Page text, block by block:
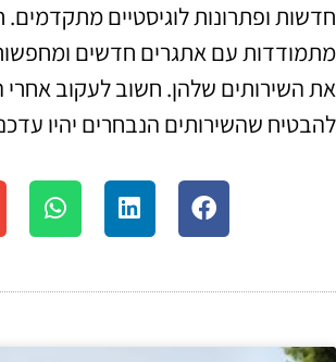
חדשות ופתרונות לוגיסטיים מתקדמים.
מתמודדות עם אתגרים חדשים
את השירותים שלהן. חשוב לעקוב אחרי
להבטיח שהשירותים הנבחרים יהיו